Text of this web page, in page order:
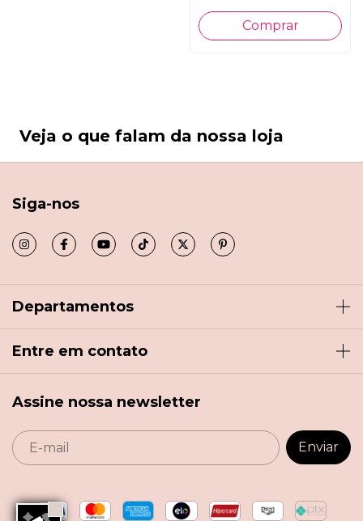
Comprar
Veja o que falam da nossa loja
Siga-nos
Departamentos
Entre em contato
Assine nossa newsletter